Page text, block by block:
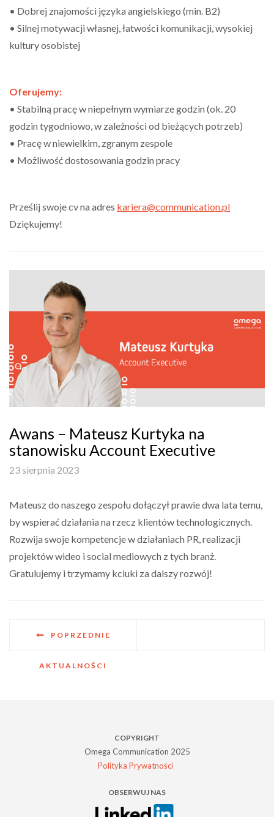
• Dobrej znajomości języka angielskiego (min. B2)
• Silnej motywacji własnej, łatwości komunikacji, wysokiej
kultury osobistej
Oferujemy:
• Stabilną pracę w niepełnym wymiarze godzin (ok. 20
godzin tygodniowo, w zależności od bieżących potrzeb)
• Pracę w niewielkim, zgranym zespole
• Możliwość dostosowania godzin pracy
Prześlij swoje cv na adres kariera@communication.pl
Dziękujemy!
Awans – Mateusz Kurtyka na
stanowisku Account Executive
23 sierpnia 2023
Mateusz do naszego zespołu dołączył prawie dwa lata temu,
by wspierać działania na rzecz klientów technologicznych.
Rozwija swoje kompetencje w działaniach PR, realizacji
projektów wideo i social mediowych z tych branż.
Gratulujemy i trzymamy kciuki za dalszy rozwój!
POPRZEDNIE
AKTUALNOŚCI
COPYRIGHT
Omega Communication 2025
Polityka Prywatności
OBSERWUJ NAS